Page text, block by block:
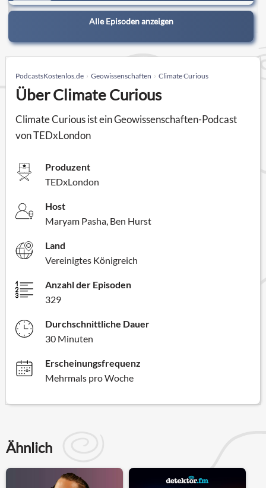
Alle Episoden anzeigen
PodcastsKostenlos.de Geowissenschaften Climate Curious
Über Climate Curious
Climate Curious ist ein Geowissenschaften-Podcast
von TEDxLondon
Produzent
TEDxLondon
Host
Maryam Pasha, Ben Hurst
Land
Vereinigtes Königreich
Anzahl der Episoden
329
Durchschnittliche Dauer
30 Minuten
Erscheinungsfrequenz
Mehrmals pro Woche
Ähnlich